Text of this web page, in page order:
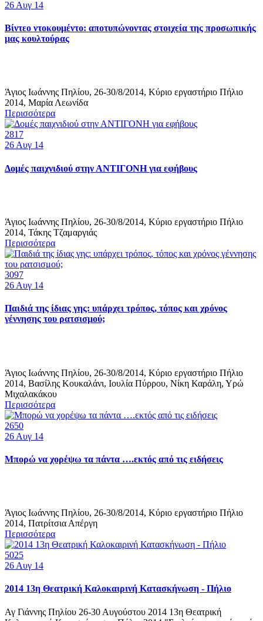
26 Αυγ 14
Βίντεο ντοκουμέντο: αποτυπώνοντας στοιχεία της προσωπικής
μας κουλτούρας
Άγιος Ιωάννης Πηλίου, 26-30/8/2014, Κύριο εργαστήριο Πήλιο
2014, Μαρία Λεωνίδα
Περισσότερα
2817
26Αυγ 14
Δομές παιχνιδιού στην ΑΝΤΙΓΟΝΗ για εφήβους
Άγιος Ιωάννης Πηλίου, 26-30/8/2014, Κύριο εργαστήριο Πήλιο
2014, Τάκης Τζαμαργιάς
Περισσότερα
3097
26 Αυγ 14
Παιδιά της ίδιας γης: υπάρχει τρόπος, τόπος και χρόνος
γέννησης του ρατσισμού;
Άγιος Ιωάννης Πηλίου, 26-30/8/2014, Κύριο εργαστήριο Πήλιο
2014, Βασίλης Κουκαλάνι, Ιουλία Πύρρου, Νίκη Καράλη, Υρώ
Μιχαλακάκου
Περισσότερα
2650
26 Αυγ 14
Μπορώ να χορέψω τα πάντα ….εκτός από τις ειδήσεις
Άγιος Ιωάννης Πηλίου, 26-30/8/2014, Κύριο εργαστήριο Πήλιο
2014, Πατρίτσια Απέργη
Περισσότερα
5025
26 Αυγ 14
2014 13η Θεατρική Καλοκαιρινή Κατασκήνωση - Πήλιο
Αγ Γιάννης Πηλίου 26-30 Αυγούστου 2014 13η Θεατρική